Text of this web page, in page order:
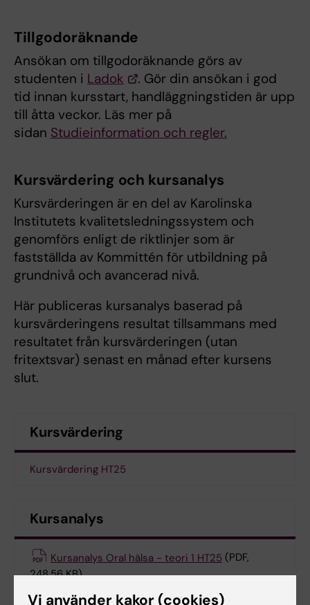
Tillgodoräknande
Ansökan om tillgodoräknande görs av
studenten i Ladok
. Gör din ansökan i god
tid innan kursstart, handläggningstiden är upp
till åtta veckor. Läs mer på
sidan Studieinformation och regler.
Kursvärdering och kursanalys
Kursvärderingen är en del av Karolinska
Institutets kvalitetsledningssystem och
genomförs enligt de riktlinjer som är
fastställda av Kommittén för utbildning på
grundnivå och avancerad nivå.
Här publiceras kursanalys baserad på
kursvärderingens resultat tillsammans med
resultatet från kursvärderingen (utan
fritextsvar) senast en månad efter kursens
slut.
Kursvärdering
Kursvärdering HT25
Kursanalys
Kursanalys Oral hälsa - teori 1 HT25 (PDF,
248.56 KB)
Vi använder kakor (cookies)